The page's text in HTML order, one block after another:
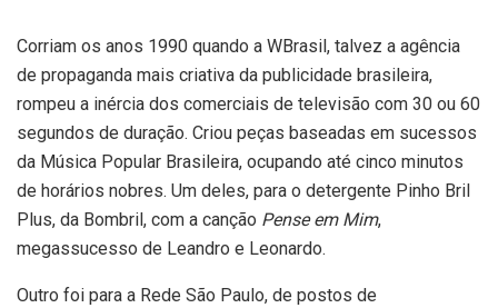
Corriam os anos 1990 quando a WBrasil, talvez a agência
de propaganda mais criativa da publicidade brasileira,
rompeu a inércia dos comerciais de televisão com 30 ou 60
segundos de duração. Criou peças baseadas em sucessos
da Música Popular Brasileira, ocupando até cinco minutos
de horários nobres. Um deles, para o detergente Pinho Bril
Plus, da Bombril, com a canção Pense em Mim,
megassucesso de Leandro e Leonardo.
Outro foi para a Rede São Paulo, de postos de